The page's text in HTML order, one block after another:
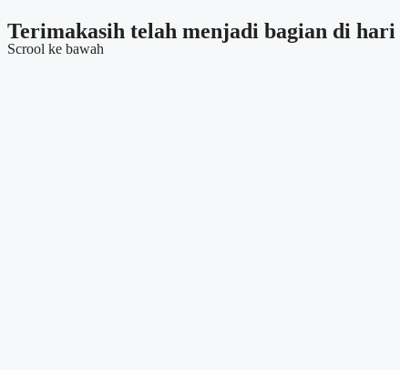
Terimakasih telah menjadi bagian di
Scrool ke bawah